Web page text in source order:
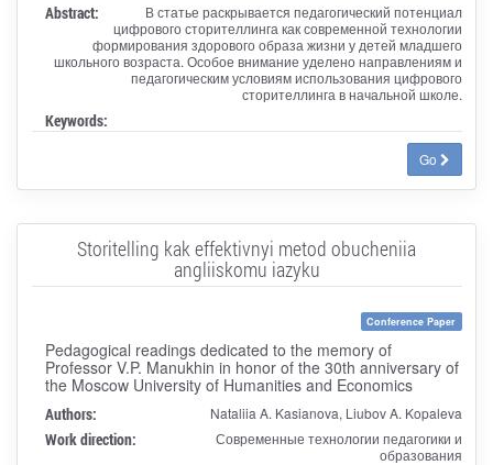
Abstract:
В статье раскрывается педагогический потенциал
цифрового сторителлинга как современной технологии
формирования здорового образа жизни у детей младшего
школьного возраста. Особое внимание уделено направлениям и
педагогическим условиям использования цифрового
сторителлинга в начальной школе.
Keywords:
Go
Storitelling kak effektivnyi metod obucheniia
angliiskomu iazyku
Conference Paper
Pedagogical readings dedicated to the memory of
Professor V.P. Manukhin in honor of the 30th anniversary of
the Moscow University of Humanities and Economics
Authors: Nataliia A. Kasianova, Liubov A. Kopaleva
Work direction:
Современные технологии педагогики и
образования